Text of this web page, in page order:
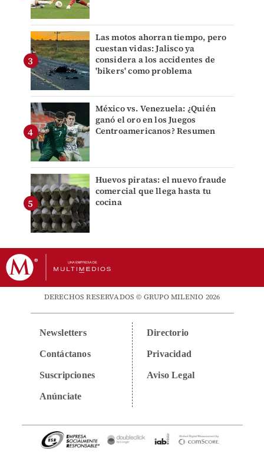
Las motos ahorran tiempo, pero
cuestan vidas: Jalisco ya
considera a los accidentes de
'bikers' como problema
México vs. Venezuela: ¿Quién
ganó el oro en los Juegos
Centroamericanos? Resumen
Huevos piratas: el nuevo fraude
comercial que llega hasta tu
cocina
DERECHOS RESERVADOS © GRUPO MILENIO 2026
Newsletters
Contáctanos
Suscripciones
Anúnciate
Directorio
Privacidad
Aviso Legal